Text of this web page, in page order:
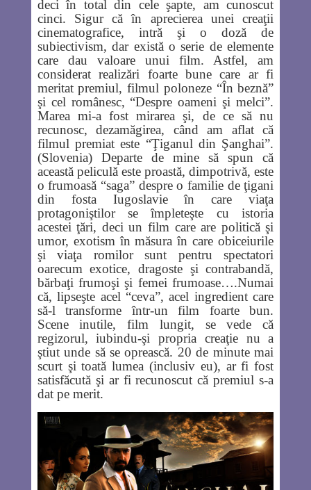
deci în total din cele şapte, am cunoscut
cinci. Sigur că în aprecierea unei creaţii
cinematografice, intră şi o doză de
subiectivism, dar există o serie de elemente
care dau valoare unui film. Astfel, am
considerat realizări foarte bune care ar fi
meritat premiul, filmul poloneze “În beznă”
şi cel românesc, “Despre oameni şi melci”.
Marea mi-a fost mirarea şi, de ce să nu
recunosc, dezamăgirea, când am aflat că
filmul premiat este “Ţiganul din Şanghai”.
(Slovenia) Departe de mine să spun că
această peliculă este proastă, dimpotrivă, este
o frumoasă “saga” despre o familie de ţigani
din fosta Iugoslavie în care viaţa
protagoniştilor se împleteşte cu istoria
acestei ţări, deci un film care are politică şi
umor, exotism în măsura în care obiceiurile
şi viaţa romilor sunt pentru spectatori
oarecum exotice, dragoste şi contrabandă,
bărbaţi frumoşi şi femei frumoase….Numai
că, lipseşte acel “ceva”, acel ingredient care
să-l transforme într-un film foarte bun.
Scene inutile, film lungit, se vede că
regizorul, iubindu-şi propria creaţie nu a
ştiut unde să se oprească. 20 de minute mai
scurt şi toată lumea (inclusiv eu), ar fi fost
satisfăcută şi ar fi recunoscut că premiul s-a
dat pe merit.